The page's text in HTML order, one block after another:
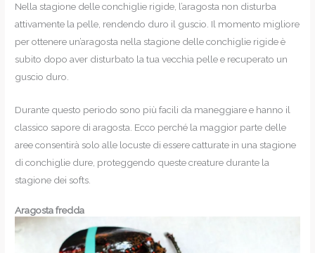
Nella stagione delle conchiglie rigide, l’aragosta non disturba
attivamente la pelle, rendendo duro il guscio. Il momento migliore
per ottenere un’aragosta nella stagione delle conchiglie rigide è
subito dopo aver disturbato la tua vecchia pelle e recuperato un
guscio duro.
Durante questo periodo sono più facili da maneggiare e hanno il
classico sapore di aragosta. Ecco perché la maggior parte delle
aree consentirà solo alle locuste di essere catturate in una stagione
di conchiglie dure, proteggendo queste creature durante la
stagione dei softs.
Aragosta fredda